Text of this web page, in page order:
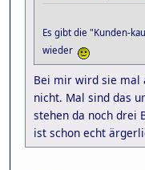
Es gibt die "Kunden-
wieder
Bei mir wird sie mal
nicht. Mal sind das
stehen da noch drei
ist schon echt